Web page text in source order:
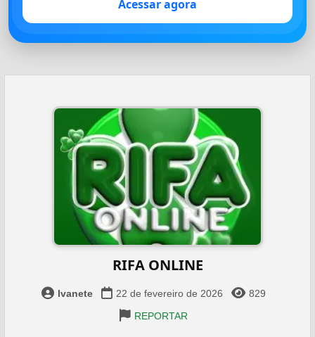
Acessar agora
RIFA ONLINE
Ivanete 22 de fevereiro de 2026
829
REPORTAR